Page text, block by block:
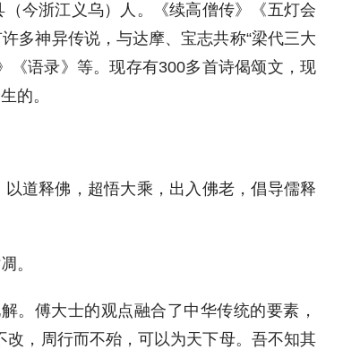
今浙江义乌）人。《续高僧传》《五灯会
多神异传说，与达摩、宝志共称“梁代三大
《语录》等。现存有300多首诗偈颂文，现
的。
道释佛，超悟大乘，出入佛老，倡导儒释
。
。傅大士的观点融合了中华传统的要素，
改，周行而不殆，可以为天下母。吾不知其